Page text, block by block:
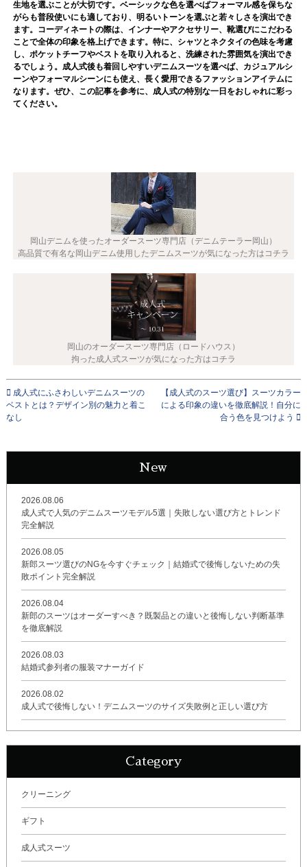
生地を選ぶことが大切です。ベーシックな色を選べばフォーマル感を保ちな
がらも普段使いにも適しており、明るいトーンを選ぶと若々しさを演出でき
ます。コーディネートの際は、インナーやアクセサリー、靴選びにこだわる
ことで全体の印象を格上げできます。特に、シャツとネクタイの色味を考慮
し、ポケットチーフやベストを取り入れると、洗練された雰囲気を演出でき
るでしょう。成人式後も着回しやすいデニムスーツを選べば、カジュアルシ
ーンやフォーマルシーンにも使え、長く愛用できるファッションアイテムに
なります。ぜひ、この記事を参考に、成人式の特別な一日をおしゃれに彩っ
てください。
岡山デニムを使ったオーダースーツ専門店（デニムテーラー岡山）
高品質で有名な岡山デニム使用したデニムスーツが気になった方はコチラ
岡山のオーダースーツ専門店（ロードハウス）
拘った成人式スーツが気になった方はコチラ
成人式にふさわしいデニムスーツの
ベストとは？デザイン別の魅力と着こ
なし
【成人式のスーツ選び】スーツカラー
による印象の違いを徹底解説！自分に
合う色を見つけよう
New
2026.08.06
成人式で人気のデニムスーツモデル5選｜失敗しない選び方とトレンド
完全解説
2026.08.05
新郎スーツ選びのNGを今すぐチェック｜結婚式で後悔しないための失
敗ポイント完全解説
2026.08.04
新郎のスーツはオーダーすべき？既製品との違いと後悔しない判断基準
を徹底解説
2026.08.03
結婚式参列者の服装マナーガイド
2026.08.02
成人式で後悔しない！デニムスーツのサイズ失敗例と正しい選び方
Category
クリーニング
ギフト
成人式スーツ